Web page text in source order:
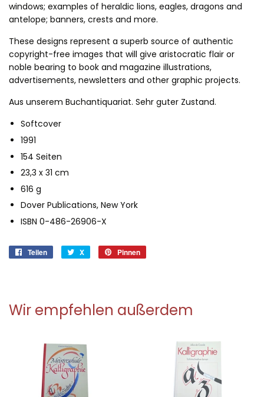
windows; examples of heraldic lions, eagles, dragons and
antelope; banners, crests and more.
These designs represent a superb source of authentic
copyright-free images that will give aristocratic flair or
noble bearing to book and magazine illustrations,
advertisements, newsletters and other graphic projects.
Aus unserem Buchantiquariat. Sehr guter Zustand.
Softcover
1991
154 Seiten
23,3 x 31 cm
616 g
Dover Publications, New York
ISBN 0-486-26906-X
Teilen X Pinnen
Wir empfehlen außerdem